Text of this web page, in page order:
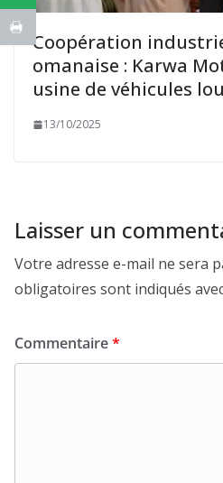
Coopération
omanaise : Karwa
usine de véhicules
13/10/2025
Laisser un
Votre adresse e-mail ne sera
obligatoires sont indiqués
Commentaire*